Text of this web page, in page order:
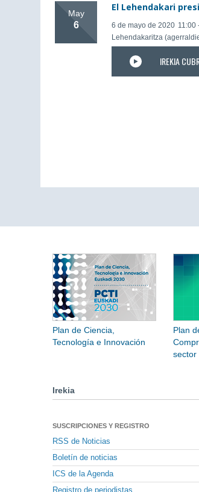
May
6
El Lehendakari
6 de mayo de 2020 11:00
Lehendakaritza
IREKIA
Plan de Ciencia,
Tecnología e Innovación
Plan
sector
Irekia
SUSCRIPCIONES Y REGISTRO
RSS de Noticias
Boletín de noticias
ICS de la Agenda
Registro de periodistas